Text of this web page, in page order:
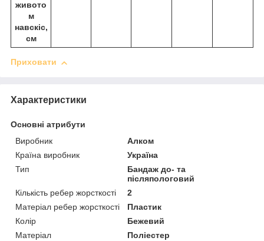
живото
м
навскіс,
см
Приховати
Характеристики
Основні атрибути
Виробник
Алком
Країна виробник
Україна
Тип
Бандаж до- та
післяпологовий
Кількість ребер жорсткості
2
Матеріал ребер жорсткості
Пластик
Колір
Бежевий
Матеріал
Поліестер